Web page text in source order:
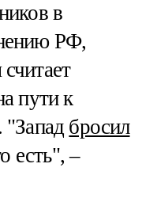
в
РФ,
пути к
"Запад бросил
есть", –